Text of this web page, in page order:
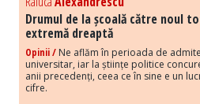
Drumul de la școală către noul
extremă dreaptă
Opinii / Ne aflăm în perioada de
universitar, iar la științe politice
anii precedenți, ceea ce în sine e un
cifre.